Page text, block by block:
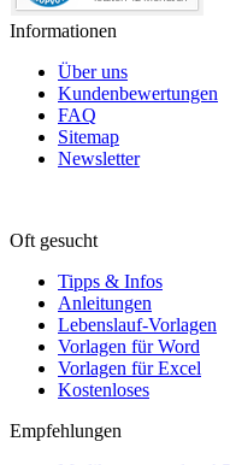
Informationen
Über uns
Kundenbewertungen
FAQ
Sitemap
Newsletter
Oft gesucht
Tipps & Infos
Anleitungen
Lebenslauf-Vorlagen
Vorlagen für Word
Vorlagen für Excel
Kostenloses
Empfehlungen